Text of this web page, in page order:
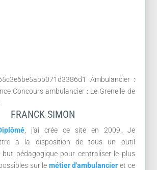
FRANCK SIMON
, j'ai crée ce site en 2009. Je
à la disposition de tous un outil
pédagogique pour centraliser le plus
sur le métier d'ambulancier et ce